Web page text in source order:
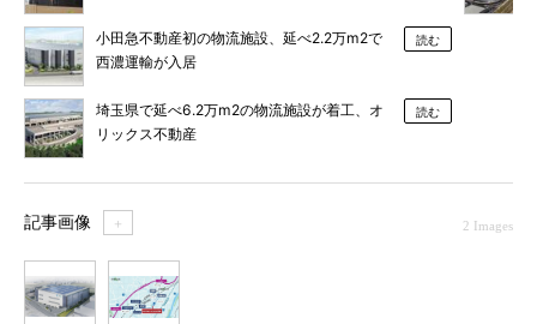
小田急不動産初の物流施設、延べ2.2万m2で
西濃運輸が入居
読む
埼玉県で延べ6.2万m2の物流施設が着工、オ
リックス不動産
読む
記事画像 ＋ 2 Images